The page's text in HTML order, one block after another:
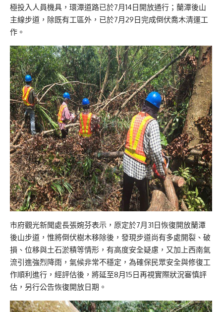
極投入人員機具，環潭道路已於7月14日開放通行；蘭潭後山
主線步道，除既有工區外，已於7月29日完成倒伏喬木清運工
作。
市府觀光新聞處長張婉芬表示，原定於7月31日恢復開放蘭潭
後山步道，惟將倒伏樹木移除後，發現步道尚有多處開裂、破
損、位移與土石淤積等情形，有高度安全疑慮，又加上西南氣
流引進強烈降雨，氣候非常不穩定，為確保民眾安全與修復工
作順利進行，經評估後，將延至8月15日再視實際狀況審慎評
估，另行公告恢復開放日期。